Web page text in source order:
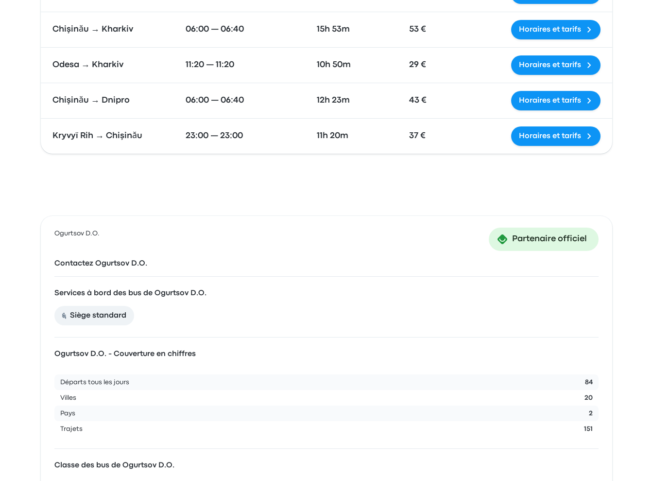
Chişinău → Kharkiv 06:00 — 06:40 15h 53m 53 € Horaires et tarifs
Odesa → Kharkiv 11:20 — 11:20 10h 50m 29 € Horaires et tarifs
Chişinău → Dnipro 06:00 — 06:40 12h 23m 43 € Horaires et tarifs
Kryvyï Rih → Chişinău 23:00 — 23:00 11h 20m 37 € Horaires et tarifs
Ogurtsov D.O.
Partenaire officiel
Contactez Ogurtsov D.O.
Services à bord des bus de Ogurtsov D.O.
Siège standard
Ogurtsov D.O. - Couverture en chiffres
Départs tous les jours 84
Villes 20
Pays 2
Trajets 151
Classe des bus de Ogurtsov D.O.